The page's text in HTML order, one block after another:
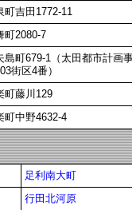
吉田1772-11
町2080-7
島町679-1（太田都市計画
街区4番）
町藤川129
町中野4632-4
足利南大町
行田北河原